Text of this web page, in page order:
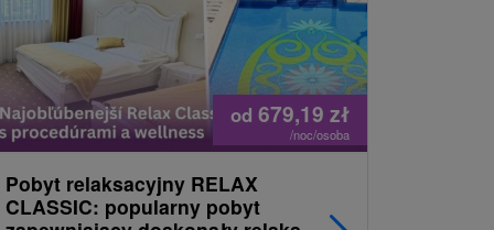
od 679,19 zł
/noc/osoba
Pobyt relaksacyjny RELAX
CLASSIC: popularny pobyt